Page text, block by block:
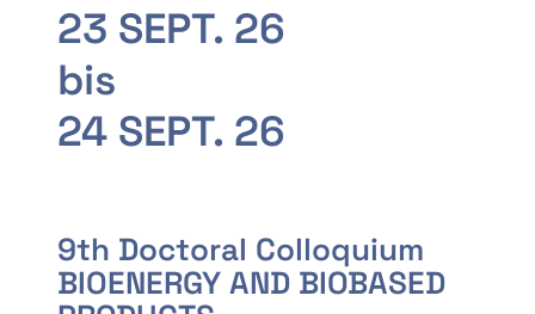
23 SEPT. 26
bis
24 SEPT. 26
9th Doctoral Colloquium
BIOENERGY AND BIOBASED